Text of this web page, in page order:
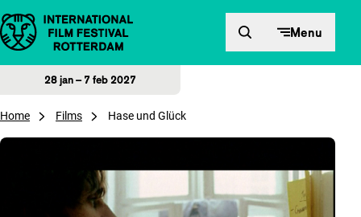
Direct naar inhoud Menu
28 jan – 7 feb 2027
Home Films Hase und Glück